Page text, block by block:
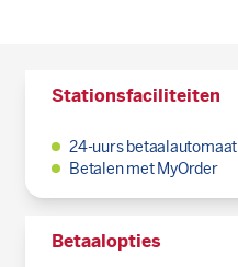
Stationsfaciliteiten
24-uurs betaalautomaat
Betalen met MyOrder
Betaalopties